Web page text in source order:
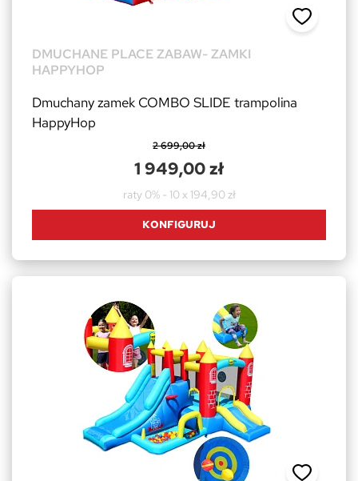
DMUCHANE PLACE ZABAW- ZAMKI
HAPPYHOP
Dmuchany zamek COMBO SLIDE trampolina
HappyHop
2 699,00 zł
1 949,00 zł
raty 0% - 10 x 194,90 zł
KONFIGURUJ